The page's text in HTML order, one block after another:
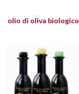
olio di oliva biologico